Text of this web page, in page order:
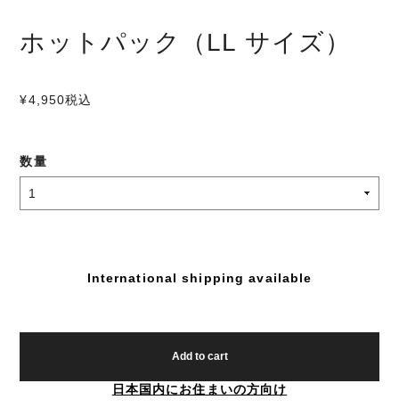
ホットパック（LL サイズ）
¥4,950税込
数量
International shipping available
Add to cart
日本国内にお住まいの方向け